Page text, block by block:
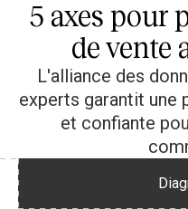
5 axes pour
de vente
L'alliance des
experts garantit une
et confiante